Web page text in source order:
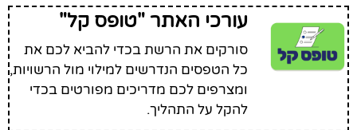
עורכי האתר "טופס קל"
סורקים את הרשת בכדי להביא לכם את
כל הטפסים הנדרשים למילוי מול הרשויות,
ומצרפים לכם מדריכים מפורטים בכדי
להקל על התהליך.